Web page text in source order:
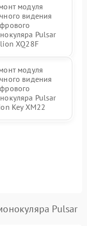
модуля
видения
Pulsar
XQ28F
модуля
видения
Pulsar
Key XM22
Pulsar